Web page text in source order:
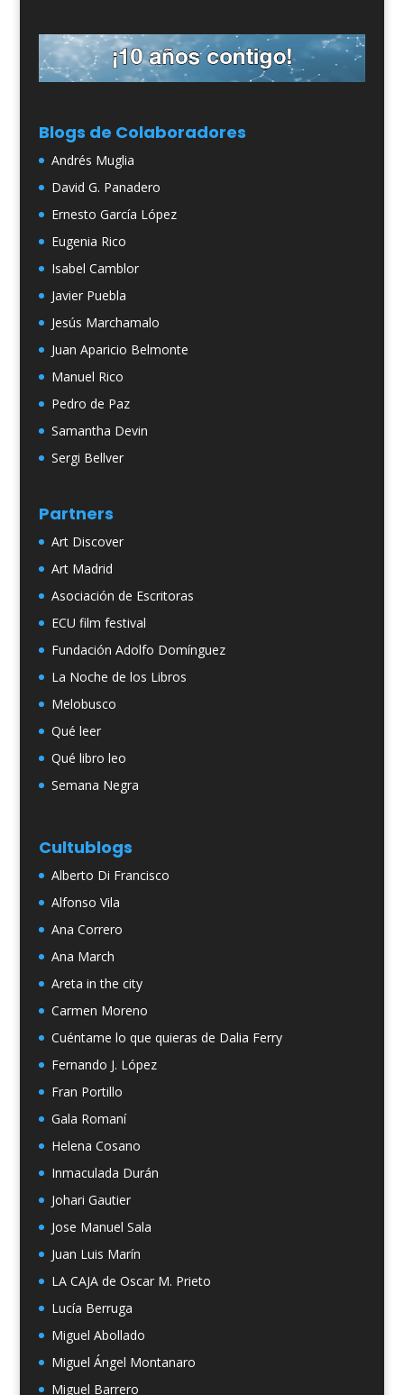
Blogs de Colaboradores
Andrés Muglia
David G. Panadero
Ernesto García López
Eugenia Rico
Isabel Camblor
Javier Puebla
Jesús Marchamalo
Juan Aparicio Belmonte
Manuel Rico
Pedro de Paz
Samantha Devin
Sergi Bellver
Partners
Art Discover
Art Madrid
Asociación de Escritoras
ECU film festival
Fundación Adolfo Domínguez
La Noche de los Libros
Melobusco
Qué leer
Qué libro leo
Semana Negra
Cultublogs
Alberto Di Francisco
Alfonso Vila
Ana Correro
Ana March
Areta in the city
Carmen Moreno
Cuéntame lo que quieras de Dalia Ferry
Fernando J. López
Fran Portillo
Gala Romaní
Helena Cosano
Inmaculada Durán
Johari Gautier
Jose Manuel Sala
Juan Luis Marín
LA CAJA de Oscar M. Prieto
Lucía Berruga
Miguel Abollado
Miguel Ángel Montanaro
Miguel Barrero